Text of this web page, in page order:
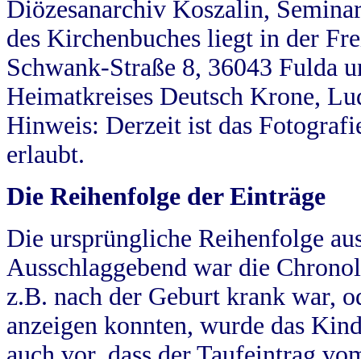
Diözesanarchiv Koszalin,
des Kirchenbuches liegt in der
Schwank-Straße 8, 36043 Fulda
Heimatkreises Deutsch Krone,
Hinweis: Derzeit ist das
erlaubt.
Die Reihenfolge der Einträge
Die ursprüngliche Reihenfolge
Ausschlaggebend war die
z.B. nach der Geburt krank war,
anzeigen konnten, wurde das